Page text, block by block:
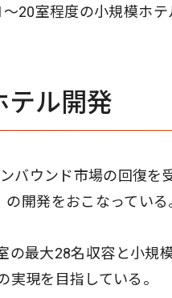
20室程度の小規模ホ
テル開発
バウンド市場の回復を
開発をおこなっている
最大28名収容と小規
現を目指している。